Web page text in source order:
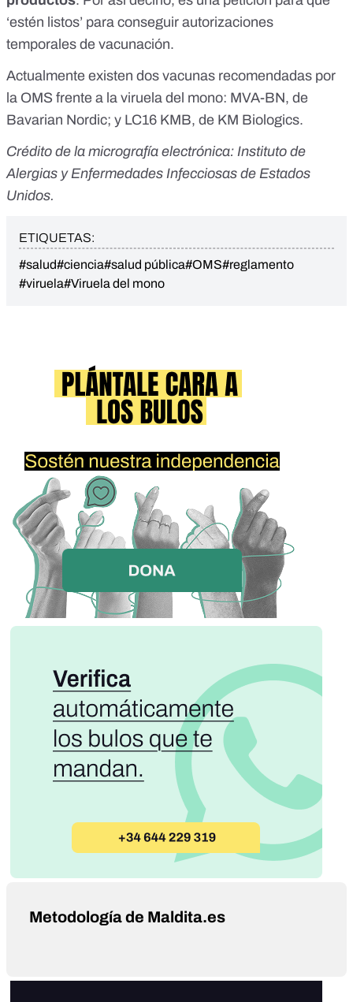
‘estén listos’ para conseguir autorizaciones
temporales de vacunación.
Actualmente existen dos vacunas recomendadas por
la OMS frente a la viruela del mono: MVA-BN, de
Bavarian Nordic; y LC16 KMB, de KM Biologics.
Crédito de la micrografía electrónica: Instituto de
Alergias y Enfermedades Infecciosas de Estados
Unidos.
ETIQUETAS:
#salud#ciencia#salud pública#OMS#reglamento
#viruela#Viruela del mono
Metodología de Maldita.es